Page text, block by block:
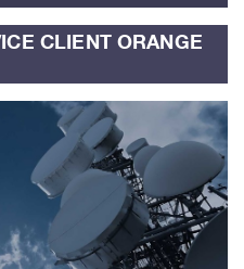
CLIENT ORANGE